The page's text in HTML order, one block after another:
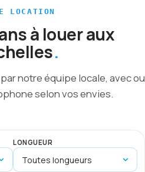
LOCATION
à louer aux
notre équipe locale, avec ou
selon vos envies.
LONGUEUR